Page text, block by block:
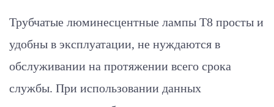
Трубчатые люминесцентные лампы Т8 просты и
удобны в эксплуатации, не нуждаются в
обслуживании на протяжении всего срока
службы. При использовании данных